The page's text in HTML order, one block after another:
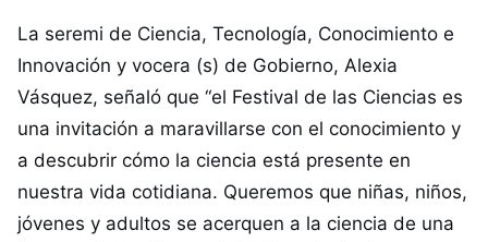
La seremi de Ciencia, Tecnología, Conocimiento e
Innovación y vocera (s) de Gobierno, Alexia
Vásquez, señaló que “el Festival de las Ciencias es
una invitación a maravillarse con el conocimiento y
a descubrir cómo la ciencia está presente en
nuestra vida cotidiana. Queremos que niñas, niños,
jóvenes y adultos se acerquen a la ciencia de una